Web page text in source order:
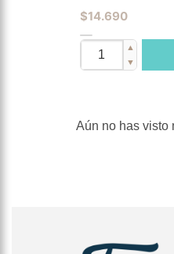
$14.690
▲
▼
Aún no has visto